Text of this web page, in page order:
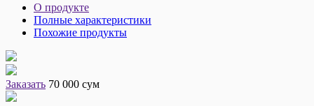
О продукте
Полные характеристики
Похожие продукты
Заказать 70 000 сум